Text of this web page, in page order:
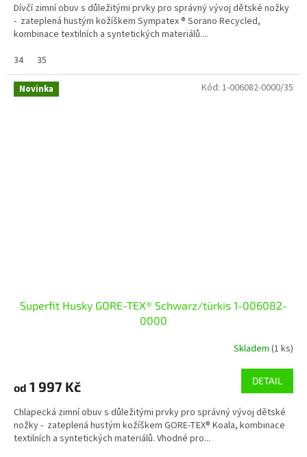
Dívčí zimní obuv s důležitými prvky pro správný vývoj dětské nožky
- zateplená hustým kožíškem Sympatex ® Sorano Recycled,
kombinace textilních a syntetických materiálů....
34
35
Novinka
Superfit Husky GORE-TEX® Schwarz/türkis 1-006082-
0000
Skladem (1 ks)
od 1 997 Kč DETAIL
Chlapecká zimní obuv s důležitými prvky pro správný vývoj dětské
nožky - zateplená hustým kožíškem GORE-TEX® Koala, kombinace
textilních a syntetických materiálů. Vhodné pro...
Kód: 1-006082-0000/35